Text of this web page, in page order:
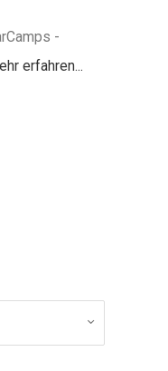
-
erfahren...